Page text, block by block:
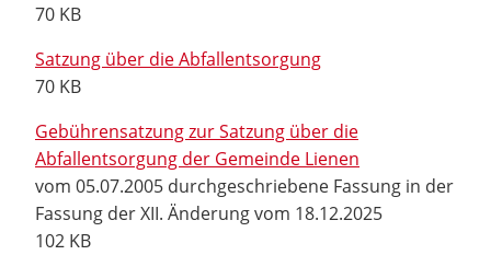
70 KB
Satzung über die Abfallentsorgung
70 KB
Gebührensatzung zur Satzung über die
Abfallentsorgung der Gemeinde Lienen
vom 05.07.2005 durchgeschriebene Fassung in der
Fassung der XII. Änderung vom 18.12.2025
102 KB